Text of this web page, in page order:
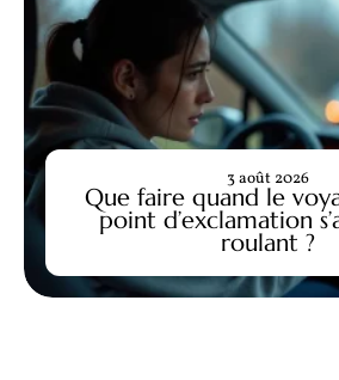
Que faire quand le
point d’exclamation
roulant ?
3 août 2026